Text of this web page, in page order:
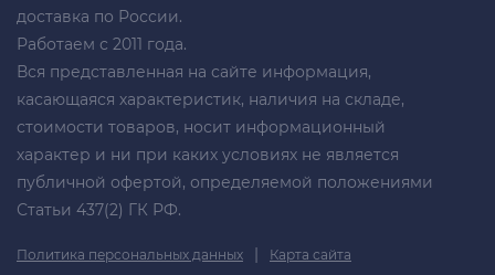
доставка по России.
Работаем с 2011 года.
Вся представленная на сайте информация,
касающаяся характеристик, наличия на складе,
стоимости товаров, носит информационный
характер и ни при каких условиях не является
публичной офертой, определяемой положениями
Статьи 437(2) ГК РФ.
Политика персональных данных | Карта сайта